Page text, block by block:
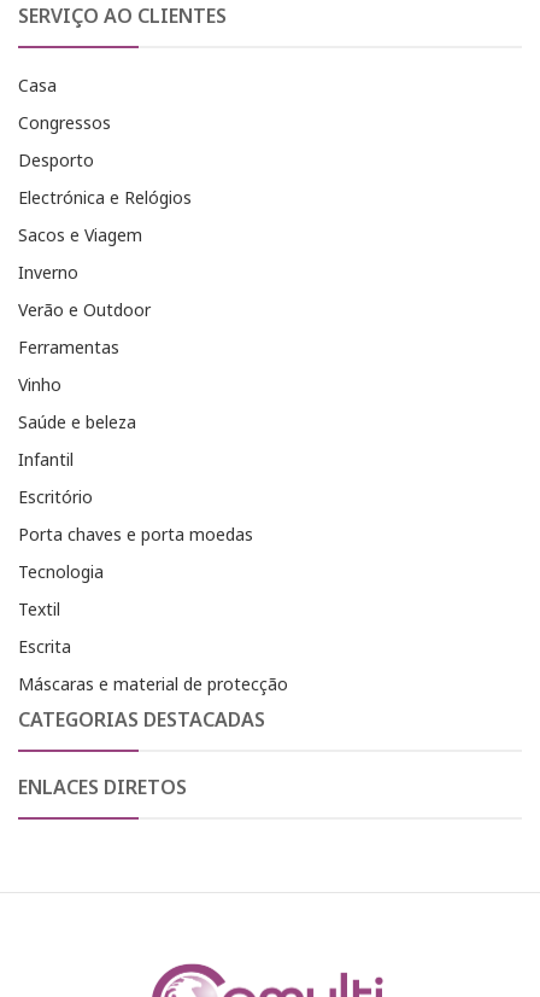
SERVIÇO AO CLIENTES
Casa
Congressos
Desporto
Electrónica e Relógios
Sacos e Viagem
Inverno
Verão e Outdoor
Ferramentas
Vinho
Saúde e beleza
Infantil
Escritório
Porta chaves e porta moedas
Tecnologia
Textil
Escrita
Máscaras e material de protecção
CATEGORIAS DESTACADAS
ENLACES DIRETOS